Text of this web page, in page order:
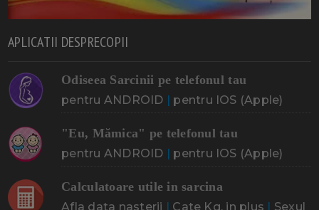
APLICATII DESPRECOPII
Odiseea Sarcinii pe telefonul tau
pentru ANDROID | pentru IOS (Apple)
"Eu, Mămica" pe telefonul tau
pentru ANDROID | pentru IOS (Apple)
Calculatoare utile in sarcina
Afla data nasterii | Cate Kg. in plus | Sexul